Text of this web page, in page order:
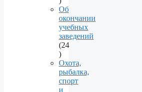
products
Об
окончании
учебных
заведений
24
24
products
Охота,
рыбалка,
спорт
и